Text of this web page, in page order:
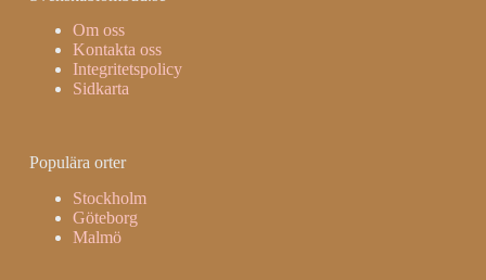
Om oss
Kontakta oss
Integritetspolicy
Sidkarta
Populära orter
Stockholm
Göteborg
Malmö